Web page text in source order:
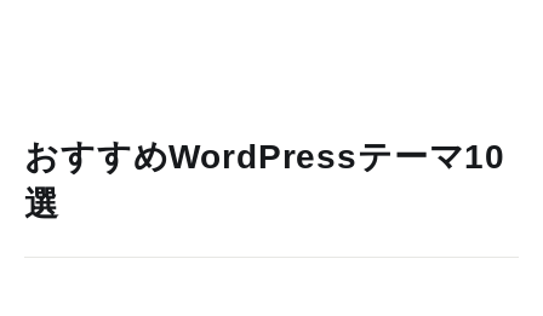
おすすめWordPressテーマ10
選